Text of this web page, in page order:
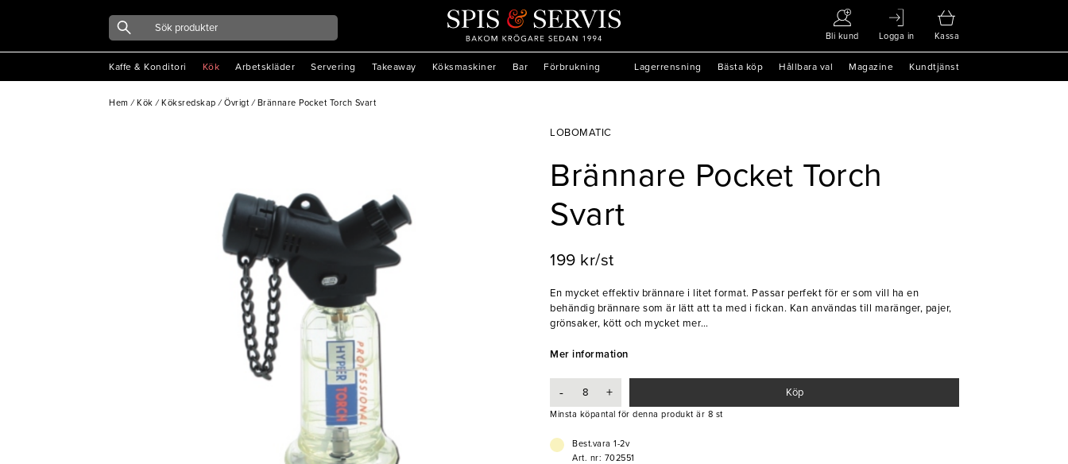
Bli kund Logga in Kassa
Kaffe & Konditori Kök Arbetskläder Servering Takeaway Köksmaskiner Bar Förbrukning Lagerrensning Bästa köp Hållbara val Magazine Kundtjänst
Hem / Kök / Köksredskap / Övrigt / Brännare Pocket Torch Svart
LOBOMATIC
Brännare Pocket Torch
Svart
199 kr/st
En mycket effektiv brännare i litet format. Passar perfekt för er som vill ha en
behändig brännare som är lätt att ta med i fickan. Kan användas till maränger, pajer,
grönsaker, kött och mycket mer
- Genomskinlig plasttank och flammunstycke
Mer information
- + Köp
Minsta köpantal för denna produkt är 8 st
Best.vara 1-2v
Art. nr: 702551